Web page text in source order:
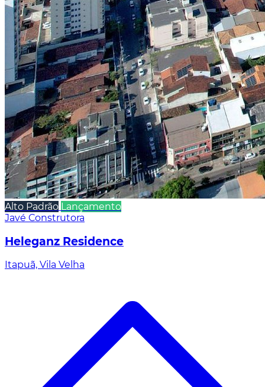
Alto Padrão Lançamento
Javé Construtora
Heleganz Residence
Itapuã, Vila Velha